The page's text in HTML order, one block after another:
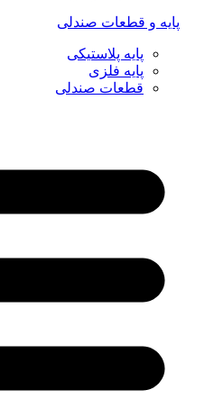
پایه و قطعات صندلی
پایه پلاستیکی
پایه فلزی
قطعات صندلی